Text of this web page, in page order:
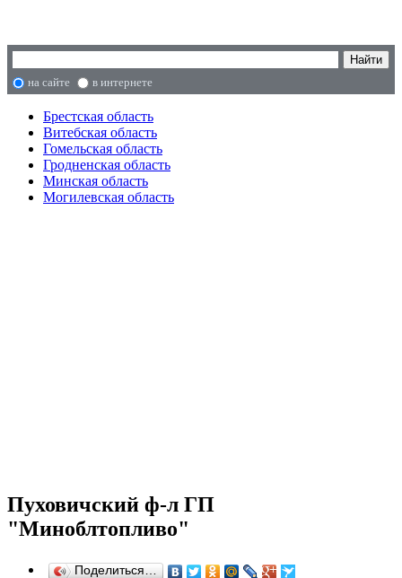
на сайте в интернете
Брестская область
Витебская область
Гомельская область
Гродненская область
Минская область
Могилевская область
Пуховичский ф-л ГП
"Миноблтопливо"
Поделиться…